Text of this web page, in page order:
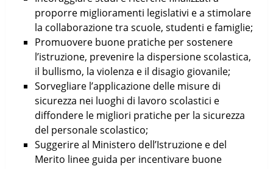
proporre miglioramenti legislativi e a stimolare
la collaborazione tra scuole, studenti e famiglie;
Promuovere buone pratiche per sostenere
l’istruzione, prevenire la dispersione scolastica,
il bullismo, la violenza e il disagio giovanile;
Sorvegliare l’applicazione delle misure di
sicurezza nei luoghi di lavoro scolastici e
diffondere le migliori pratiche per la sicurezza
del personale scolastico;
Suggerire al Ministero dell’Istruzione e del
Merito linee guida per incentivare buone